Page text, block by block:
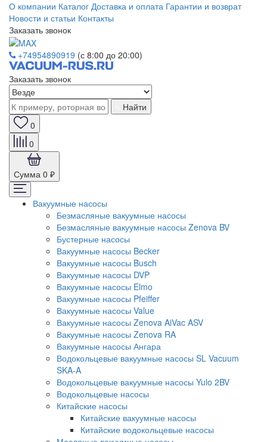
О компании Каталог Доставка и оплата Гарантии и возврат
Новости и статьи Контакты
Заказать звонок
+74954890919 (с 8:00 до 20:00)
Заказать звонок
Найти
0
0
Сумма 0 ₽
Вакуумные насосы
Безмасляные вакуумные насосы
Безмасляные вакуумные насосы Zenova BV
Бустерные насосы
Вакуумные насосы Becker
Вакуумные насосы Busch
Вакуумные насосы DVP
Вакуумные насосы Elmo
Вакуумные насосы Pfeiffer
Вакуумные насосы Value
Вакуумные насосы Zenova AiVac ASV
Вакуумные насосы Zenova RA
Вакуумные насосы Ангара
Водокольцевые вакуумные насосы SL Vacuum
SKA-A
Водокольцевые вакуумные насосы Yulo 2BV
Водокольцевые насосы
Китайские насосы
Китайские вакуумные насосы
Китайские водокольцевые насосы